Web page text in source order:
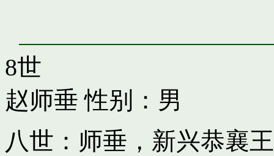
8世
赵师垂 性别：男
八世：师垂，新兴恭襄王